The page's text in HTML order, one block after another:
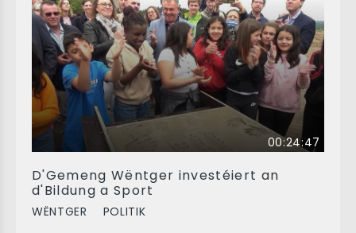
00:24:47
D'Gemeng Wëntger investéiert an
d'Bildung a Sport
WËNTGER POLITIK